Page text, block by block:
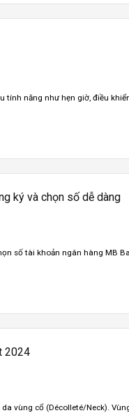
tính năng như hẹn giờ, điều
ký và chọn số dễ dàng
số tài khoản ngân hàng MB
2024
vùng cổ (Décolleté/Neck).